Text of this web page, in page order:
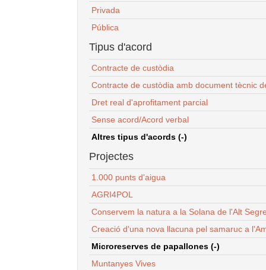
Privada
Pública
Tipus d'acord
Contracte de custòdia
Contracte de custòdia amb document tècnic
Dret real d'aprofitament parcial
Sense acord/Acord verbal
Altres tipus d'acords (-)
Projectes
1.000 punts d'aigua
AGRI4POL
Conservem la natura a la Solana de l'Alt
Creació d'una nova llacuna pel samaruc a
Microreserves de papallones (-)
Muntanyes Vives